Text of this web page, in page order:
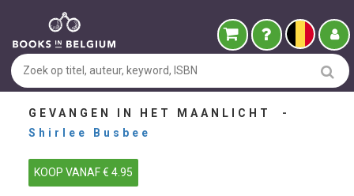
GEVANGEN IN HET MAANLICHT -
Shirlee Busbee
KOOP VANAF € 4.95